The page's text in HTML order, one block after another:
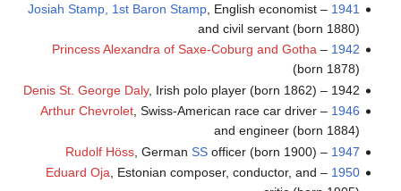
1941
–
Josiah Stamp, 1st Baron Stamp, English economist
and civil servant (born 1880)
1942
–
Princess Alexandra of Saxe-Coburg and Gotha
(born 1878)
1942 –
Denis St. George Daly, Irish polo player (born 1862)
1946
–
Arthur Chevrolet, Swiss-American race car driver
and engineer (born 1884)
1947
–
Rudolf Höss, German SSofficer (born 1900)
1950
–
Eduard Oja , Estonian composer, conductor, and